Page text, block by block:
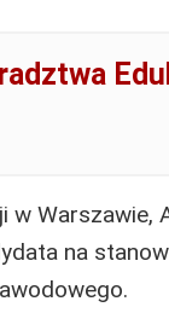
Warszawie,
na